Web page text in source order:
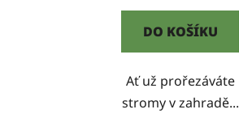
DO KOŠÍKU
Ať už prořezáváte
stromy v zahradě...